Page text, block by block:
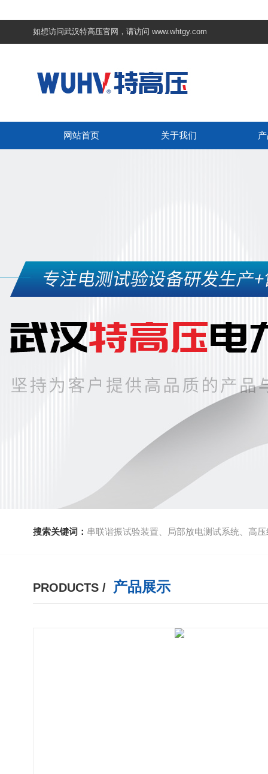
如想访问武汉特高压官网，请访问 www.whtgy.com
网站首页 关于我们
搜索关键词： 串联谐振试验装置、局部放电测试系统、高压
PRODUCTS / 产品展示